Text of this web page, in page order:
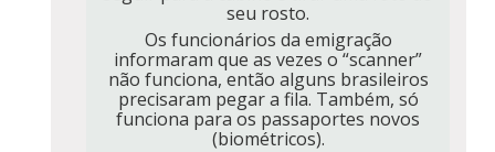
seu rosto.
Os funcionários da emigração
informaram que as vezes o “scanner”
não funciona, então alguns brasileiros
precisaram pegar a fila. Também, só
funciona para os passaportes novos
(biométricos).